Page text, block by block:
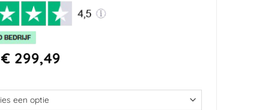
€299,49Prijsklasse:
tot